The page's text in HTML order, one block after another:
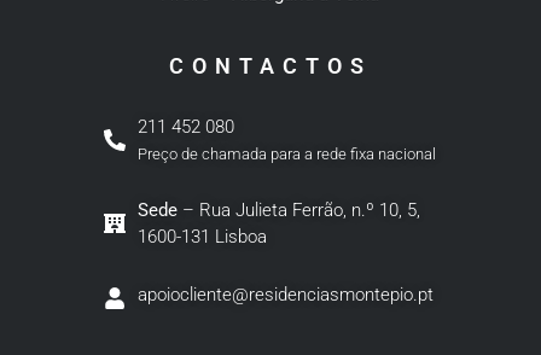
CONTACTOS
211 452 080
Preço de chamada para a rede fixa nacional
Sede– Rua Julieta Ferrão, n.º 10, 5,
1600-131 Lisboa
apoiocliente@residenciasmontepio.pt